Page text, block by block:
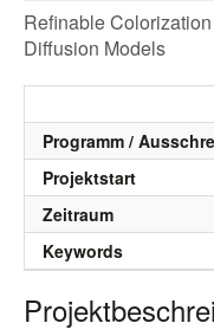
Refinable
Diffusion Models
Programm /
Projektstart
Zeitraum
Keywords